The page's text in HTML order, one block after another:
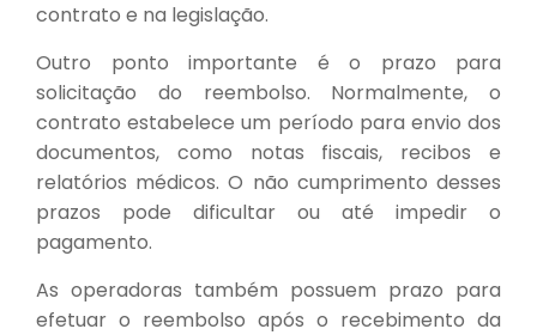
contrato e na legislação.
Outro ponto importante é o prazo para
solicitação do reembolso. Normalmente, o
contrato estabelece um período para envio dos
documentos, como notas fiscais, recibos e
relatórios médicos. O não cumprimento desses
prazos pode dificultar ou até impedir o
pagamento.
As operadoras também possuem prazo para
efetuar o reembolso após o recebimento da